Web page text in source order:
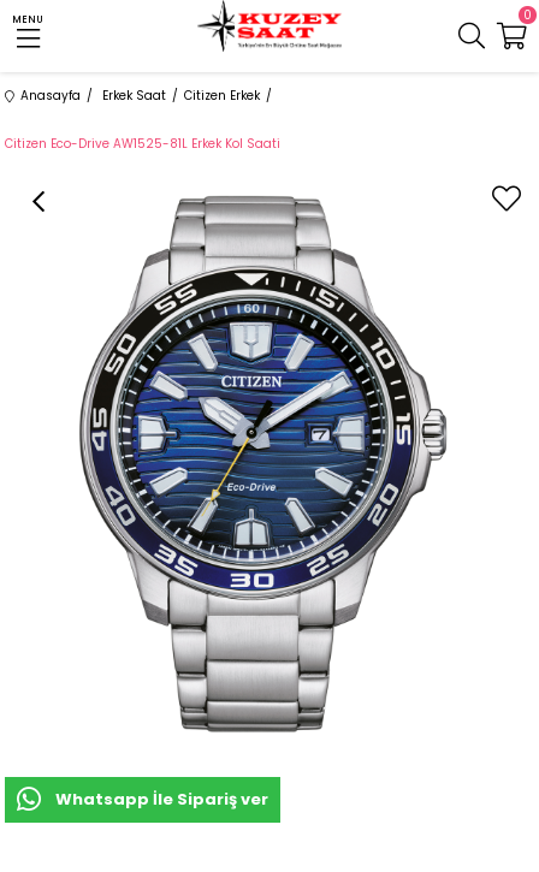
MENU 0
Anasayfa Erkek Saat Citizen Erkek
Citizen Eco-Drive AW1525-81L Erkek Kol Saati
Whatsapp İle Sipariş ver